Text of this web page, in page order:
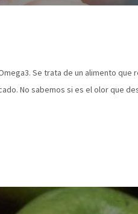
Se trata de un alimento que
No sabemos si es el olor que